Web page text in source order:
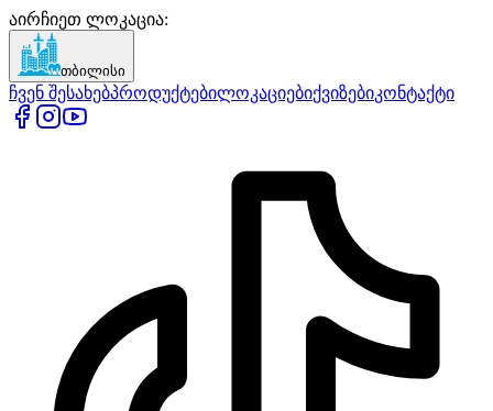
აირჩიეთ ლოკაცია:
თბილისი
ჩვენ შესახებპროდუქტებილოკაციებიქვიზებიკონტაქტი